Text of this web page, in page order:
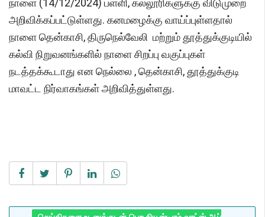
நாளை (14/12/2024) பள்ளி, கல்லூரிகளுக்கு விடுமுறை
அறிவிக்கப்பட்டுள்ளது. கனமழைக்கு வாய்ப்புள்ளதால்
நாளை தென்காசி, திருநெல்வேலி மற்றும் தூத்துக்குடியில்
கல்வி நிறுவனங்களில் நாளை சிறப்பு வகுப்புகள்
நடத்தக்கூடாது என நெல்லை , தென்காசி, தூத்துக்குடி
மாவட்ட நிர்வாகங்கள் அறிவித்துள்ளது.